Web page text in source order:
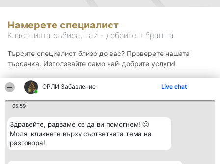
ОРЛИ Забавление Live chat
05:59
Здравейте, радваме се да ви помогнем! 🙂
Моля, кликнете върху съответната тема на
разговора!
Намерете специалист
Класацията събира, най - добрите в бранша.
Търсите специалист близо до вас? Проверете нашата
търсачка. Използвайте само най-добрите услуги!